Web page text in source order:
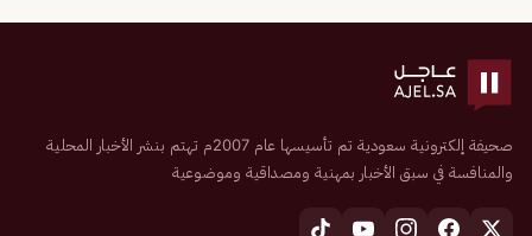
صحيفة إلكترونية سعودية تم تأسيسها عام 2007م تهتم بنشر الأخبار المحلية
والمنافسة في سبق الأخبار بمهنية ومصداقية وموضوعية